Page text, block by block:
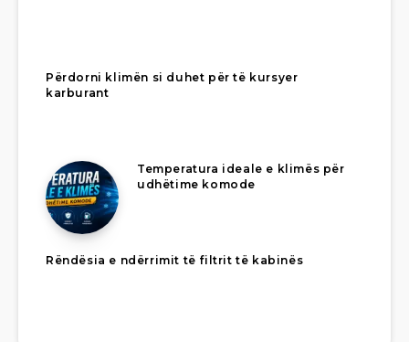
Përdorni klimën si duhet për të kursyer
karburant
Temperatura ideale e klimës për
udhëtime komode
Rëndësia e ndërrimit të filtrit të kabinës